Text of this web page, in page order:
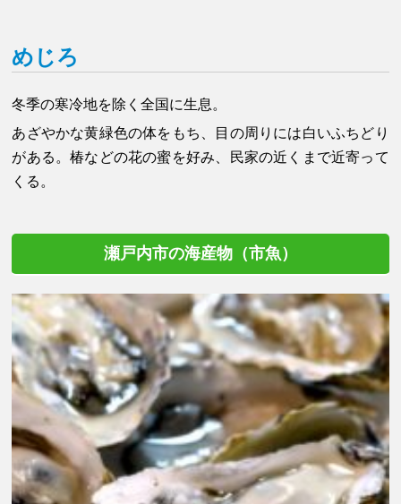
めじろ
冬季の寒冷地を除く全国に生息。
あざやかな黄緑色の体をもち、目の周りには白いふちどり
がある。椿などの花の蜜を好み、民家の近くまで近寄って
くる。
瀬戸内市の海産物（市魚）